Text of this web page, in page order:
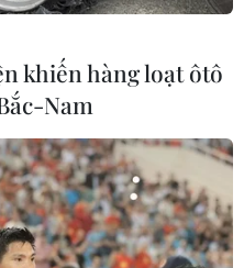
khiến hàng loạt ôtô
Nam